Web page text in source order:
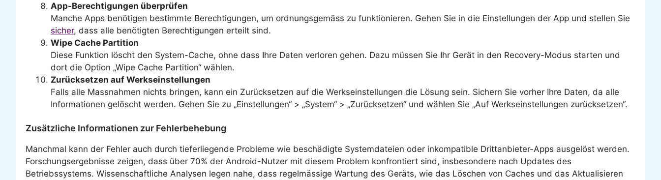
App-Berechtigungen überprüfen
Manche Apps benötigen bestimmte Berechtigungen, um ordnungsgemäss zu funktionieren. Gehen Sie in die Einstellungen der App und stellen Sie
sicher, dass alle benötigten Berechtigungen erteilt sind.
Wipe Cache Partition
Diese Funktion löscht den System-Cache, ohne dass Ihre Daten verloren gehen. Dazu müssen Sie Ihr Gerät in den Recovery-Modus starten und
dort die Option „Wipe Cache Partition“ wählen.
Zurücksetzen auf Werkseinstellungen
Falls alle Massnahmen nichts bringen, kann ein Zurücksetzen auf die Werkseinstellungen die Lösung sein. Sichern Sie vorher Ihre Daten, da alle
Informationen gelöscht werden. Gehen Sie zu „Einstellungen“ > „System“ > „Zurücksetzen“ und wählen Sie „Auf Werkseinstellungen zurücksetzen“.
Zusätzliche Informationen zur Fehlerbehebung
Manchmal kann der Fehler auch durch tieferliegende Probleme wie beschädigte Systemdateien oder inkompatible Drittanbieter-Apps ausgelöst werden.
Forschungsergebnisse zeigen, dass über 70% der Android-Nutzer mit diesem Problem konfrontiert sind, insbesondere nach Updates des
Betriebssystems. Wissenschaftliche Analysen legen nahe, dass regelmässige Wartung des Geräts, wie das Löschen von Caches und das Aktualisieren